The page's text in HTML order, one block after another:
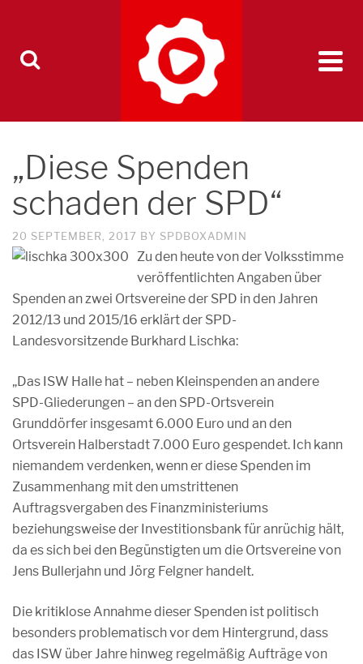
„Diese Spenden
schaden der SPD“
20 SEPTEMBER, 2017 BY SPDBOXADMIN
Zu den heute von der Volksstimme
veröffentlichten Angaben über
Spenden an zwei Ortsvereine der SPD in den Jahren
2012/13 und 2015/16 erklärt der SPD-
Landesvorsitzende Burkhard Lischka:
„Das ISW Halle hat – neben Kleinspenden an andere
SPD-Gliederungen – an den SPD-Ortsverein
Grunddörfer insgesamt 6.000 Euro und an den
Ortsverein Halberstadt 7.000 Euro gespendet. Ich kann
niemandem verdenken, wenn er diese Spenden im
Zusammenhang mit den umstrittenen
Auftragsvergaben des Finanzministeriums
beziehungsweise der Investitionsbank für anrüchig hält,
da es sich bei den Begünstigten um die Ortsvereine von
Jens Bullerjahn und Jörg Felgner handelt.
Die kritiklose Annahme dieser Spenden ist politisch
besonders problematisch vor dem Hintergrund, dass
das ISW über Jahre hinweg regelmäßig Aufträge von